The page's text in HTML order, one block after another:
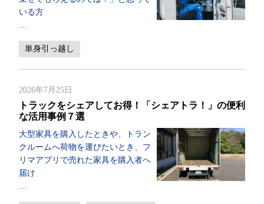
いる方
単身引っ越し
2026年7月25日
トラックをシェアしてお得！「シェアトラ！」の便利
な活用事例７選
大型家具を購入したときや、トラン
クルームへ荷物を運びたいとき、フ
リマアプリで売れた家具を購入者へ
届け